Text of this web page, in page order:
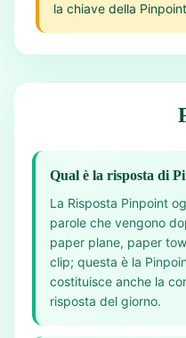
la chiave della
Qual è la risposta di
La Risposta Pinpoint
parole che vengono
paper plane, paper
clip; questa è la
costituisce anche la
risposta del giorno.